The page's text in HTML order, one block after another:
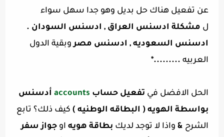
عن تفعيل هناك حل بديل وهو جدا سهل سواء
ل مشكلة ادسنس العراق , ادسنس السودان .
ادسنس السعوديه , ادسنس مصروبقية الدول
العربيه .........*
الحل الافضل في تفعيل حساب accounts أدسنس
بواسطة الهويه ( البطاقه الوطنيه ) كيف ذلك؟ تابع
الشرح & واذا لا توجد لديك بطاقة هويه اوجواز سفر